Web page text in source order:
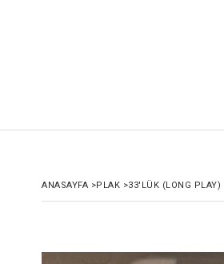
ANASAYFA >PLAK >33'LÜK (LONG PLAY)